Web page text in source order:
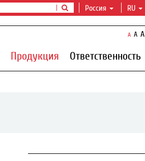
Россия RU
A A A
Продукция Ответственность